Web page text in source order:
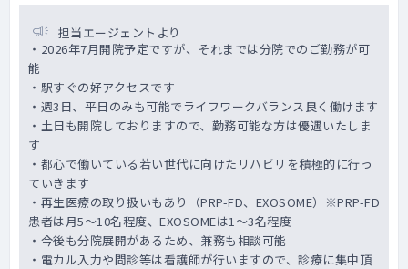
担当エージェントより
・2026年7月開院予定ですが、それまでは分院でのご勤務が可
能
・駅すぐの好アクセスです
・週3日、平日のみも可能でライフワークバランス良く働けます
・土日も開院しておりますので、勤務可能な方は優遇いたしま
す
・都心で働いている若い世代に向けたリハビリを積極的に行っ
ていきます
・再生医療の取り扱いもあり（PRP-FD、EXOSOME）※PRP-FD
患者は月5～10名程度、EXOSOMEは1～3名程度
・今後も分院展開があるため、兼務も相談可能
・電カル入力や問診等は看護師が行いますので、診療に集中頂